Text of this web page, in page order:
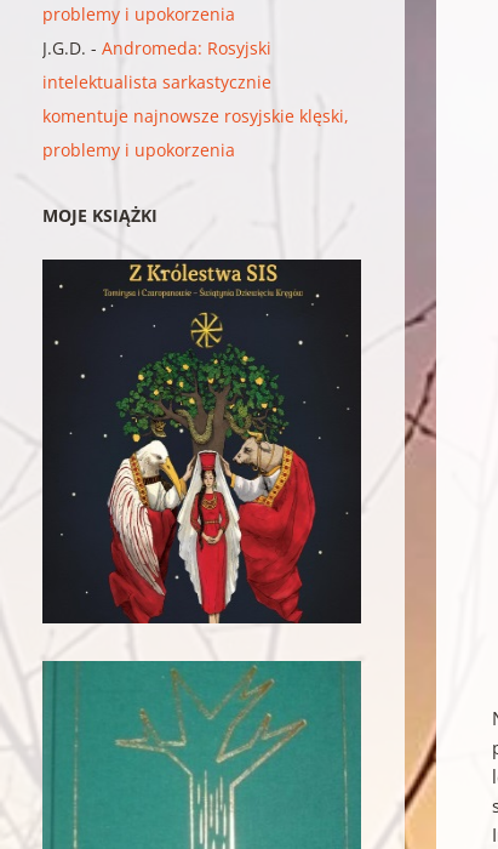
problemy i upokorzenia
J.G.D. -Andromeda: Rosyjski
intelektualista sarkastycznie
komentuje najnowsze rosyjskie klęski,
problemy i upokorzenia
MOJE KSIĄŻKI